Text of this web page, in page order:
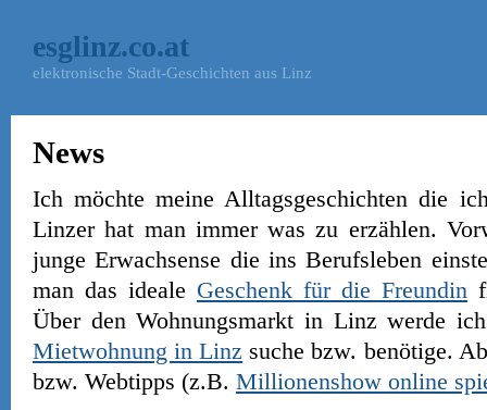
esglinz.co.at
elektronische Stadt-Geschichten aus Linz
News
Ich möchte meine Alltagsgeschichten die
Linzer hat man immer was zu erzählen.
junge Erwachsense die ins Berufsleben
man das ideale Geschenk für die Freundin
Über den Wohnungsmarkt in Linz werde
Mietwohnung in Linz suche bzw. benötige.
bzw. Webtipps (z.B. Millionenshow online